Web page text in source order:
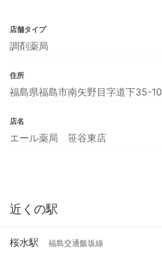
店舗タイプ
調剤薬局
住所
福島県福島市南矢野目字道下35-10
店名
エール薬局 笹谷東店
近くの駅
桜水駅 福島交通飯坂線